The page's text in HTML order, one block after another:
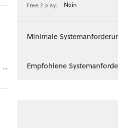
Free 2 play:
Nein
Minimale
Empfohlene